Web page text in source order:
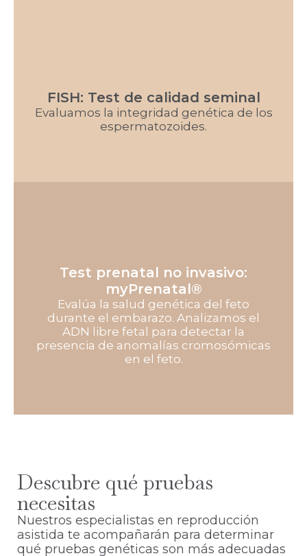
FISH: Test de calidad seminal
Evaluamos la integridad genética de los
espermatozoides.
Test prenatal no invasivo:
myPrenatal®
Evalúa la salud genética del feto
durante el embarazo. Analizamos el
ADN libre fetal para detectar la
presencia de anomalías cromosómicas
en el feto.
Descubre qué pruebas
necesitas
Nuestros especialistas en reproducción
asistida te acompañarán para determinar
qué pruebas genéticas son más adecuadas